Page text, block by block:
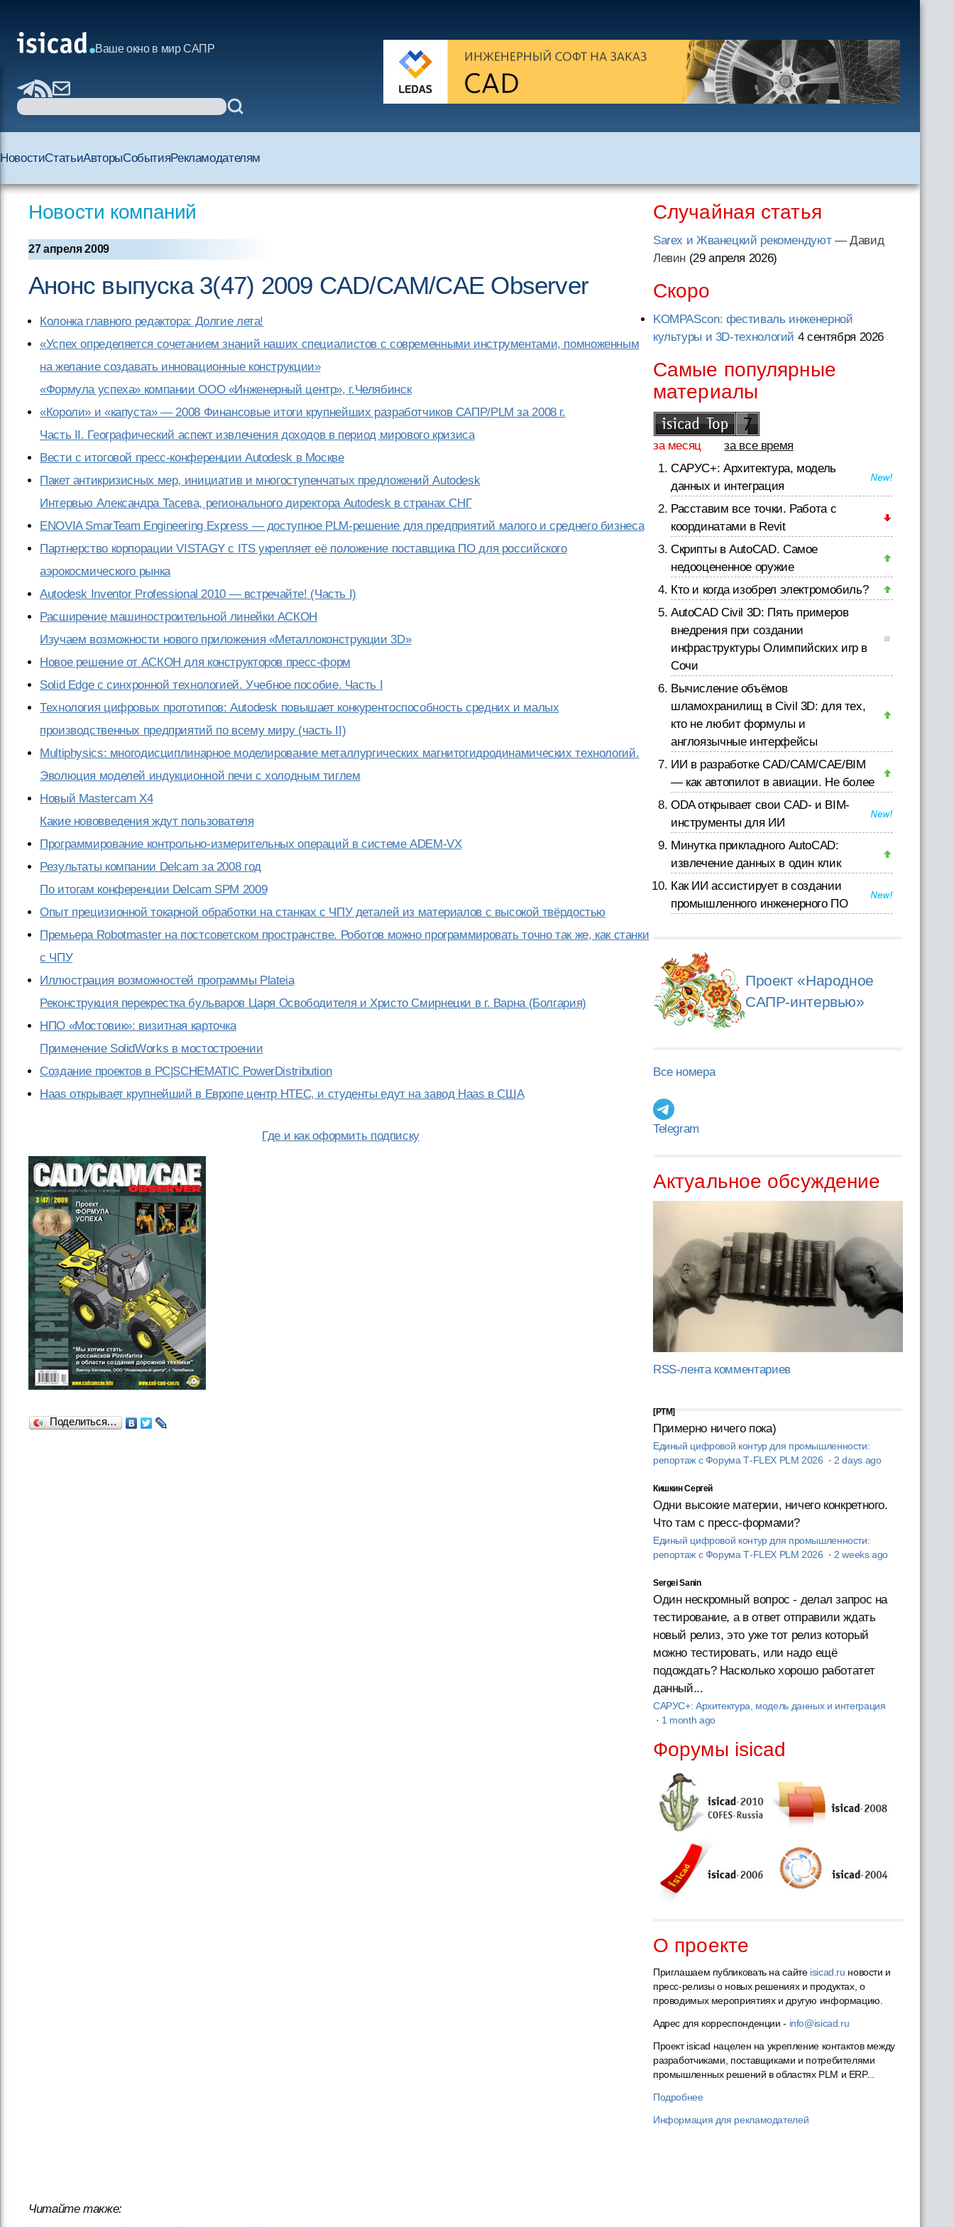
Ваше окно в мир САПР
НовостиСтатьиАвторыСобытияРекламодателям
Новости компаний
27 апреля 2009
Анонс выпуска 3(47) 2009 CAD/CAM/CAE Observer
Колонка главного редактора: Долгие лета!
«Успех определяется сочетанием знаний наших специалистов с современными инструментами, помноженным
на желание создавать инновационные конструкции»
«Формула успеха» компании ООО «Инженерный центр», г.Челябинск
«Короли» и «капуста» — 2008 Финансовые итоги крупнейших разработчиков САПР/PLM за 2008 г.
Часть II. Географический аспект извлечения доходов в период мирового кризиса
Вести с итоговой пресс-конференции Autodesk в Москве
Пакет антикризисных мер, инициатив и многоступенчатых предложений Autodesk
Интервью Александра Тасева, регионального директора Autodesk в странах СНГ
ENOVIA SmarTeam Engineering Express — доступное PLM-решение для предприятий малого и среднего бизнеса
Партнерство корпорации VISTAGY с ITS укрепляет её положение поставщика ПО для российского
аэрокосмического рынка
Autodesk Inventor Professional 2010 — встречайте! (Часть I)
Расширение машиностроительной линейки АСКОН
Изучаем возможности нового приложения «Металлоконструкции 3D»
Новое решение от АСКОН для конструкторов пресс-форм
Solid Edge с синхронной технологией. Учебное пособие. Часть I
Технология цифровых прототипов: Autodesk повышает конкурентоспособность средних и малых
производственных предприятий по всему миру (часть II)
Multiphysics: многодисциплинарное моделирование металлургических магнитогидродинамических технологий.
Эволюция моделей индукционной печи с холодным тиглем
Новый Mastercam Х4
Какие нововведения ждут пользователя
Программирование контрольно-измерительных операций в системе ADEM-VX
Результаты компании Delcam за 2008 год
По итогам конференции Delcam SPM 2009
Опыт прецизионной токарной обработки на станках с ЧПУ деталей из материалов с высокой твёрдостью
Премьера Robotmaster на постсоветском пространстве. Роботов можно программировать точно так же, как станки
с ЧПУ
Иллюстрация возможностей программы Plateia
Реконструкция перекрестка бульваров Царя Освободителя и Христо Смирнецки в г. Варна (Болгария)
НПО «Мостовик»: визитная карточка
Применение SolidWorks в мостостроении
Создание проектов в PC|SCHEMATIC PowerDistribution
Haas открывает крупнейший в Европе центр HTEC, и студенты едут на завод Haas в США
Где и как оформить подписку
Поделиться…
Читайте также:
Случайная статья
Sarex и Жванецкий рекомендуют— Давид
Левин (29 апреля 2026)
Скоро
KOMPAScon: фестиваль инженерной
культуры и 3D-технологий 4 сентября 2026
Самые популярные
материалы
за месяц
за все время
САРУС+: Архитектура, модель
данных и интеграция
Расставим все точки. Работа с
координатами в Revit
Скрипты в AutoCAD. Самое
недооцененное оружие
Кто и когда изобрел электромобиль?
AutoCAD Civil 3D: Пять примеров
внедрения при создании
инфраструктуры Олимпийских игр в
Сочи
Вычисление объёмов
шламохранилищ в Civil 3D: для тех,
кто не любит формулы и
англоязычные интерфейсы
ИИ в разработке CAD/CAM/CAE/BIM
— как автопилот в авиации. Не более
ODA открывает свои CAD- и BIM-
инструменты для ИИ
Минутка прикладного AutoCAD:
извлечение данных в один клик
Как ИИ ассистирует в создании
промышленного инженерного ПО
Проект «Народное
САПР-интервью»
Все номера
Telegram
Актуальное обсуждение
RSS-лента комментариев
[PTM]
Примерно ничего пока)
Единый цифровой контур для промышленности:
репортаж с Форума T‑FLEX PLM 2026 · 2 days ago
Кишкин Сергей
Одни высокие материи, ничего конкретного.
Что там с пресс-формами?
Единый цифровой контур для промышленности:
репортаж с Форума T‑FLEX PLM 2026 · 2 weeks ago
Sergei Sanin
Один нескромный вопрос - делал запрос на
тестирование, а в ответ отправили ждать
новый релиз, это уже тот релиз который
можно тестировать, или надо ещё
подождать? Насколько хорошо работатет
данный...
САРУС+: Архитектура, модель данных и интеграция
· 1 month ago
Форумы isicad
О проекте
Приглашаем публиковать на сайте isicad.ru новости и
пресс-релизы о новых решениях и продуктах, о
проводимых мероприятиях и другую информацию.
Адрес для корреспонденции - info@isicad.ru
Проект isicad нацелен на укрепление контактов между
разработчиками, поставщиками и потребителями
промышленных решений в областях PLM и ERP...
Подробнее
Информация для рекламодателей